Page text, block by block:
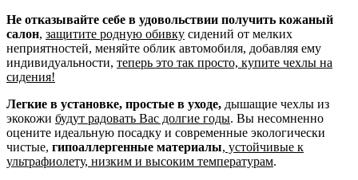
Не отказывайте себе в удовольствии получить кожаный
салон, защитите родную обивку сидений от мелких
неприятностей, меняйте облик автомобиля, добавляя ему
индивидуальности, теперь это так просто, купите чехлы на
сидения!
Легкие в установке, простые в уходе, дышащие чехлы из
экокожи будут радовать Вас долгие годы. Вы несомненно
оцените идеальную посадку и современные экологически
чистые, гипоаллергенные материалы, устойчивые к
ультрафиолету, низким и высоким температурам.